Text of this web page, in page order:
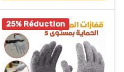
25% Réduction